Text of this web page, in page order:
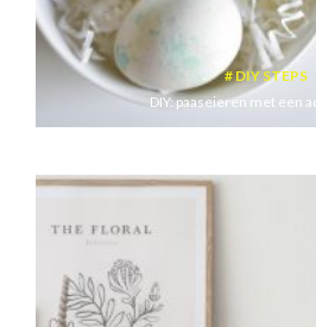
DIY STEPS
DIY: paaseieren met een